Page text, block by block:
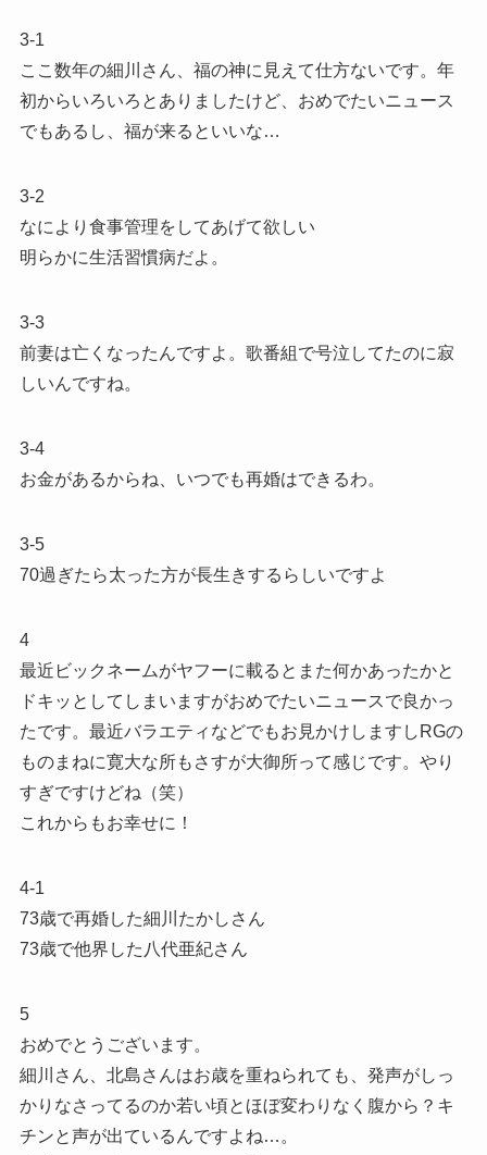
3-1
ここ数年の細川さん、福の神に見えて仕方ないです。年
初からいろいろとありましたけど、おめでたいニュース
でもあるし、福が来るといいな…
3-2
なにより食事管理をしてあげて欲しい
明らかに生活習慣病だよ。
3-3
前妻は亡くなったんですよ。歌番組で号泣してたのに寂
しいんですね。
3-4
お金があるからね、いつでも再婚はできるわ。
3-5
70過ぎたら太った方が長生きするらしいですよ
4
最近ビックネームがヤフーに載るとまた何かあったかと
ドキッとしてしまいますがおめでたいニュースで良かっ
たです。最近バラエティなどでもお見かけしますしRGの
ものまねに寛大な所もさすが大御所って感じです。やり
すぎですけどね（笑）
これからもお幸せに！
4-1
73歳で再婚した細川たかしさん
73歳で他界した八代亜紀さん
5
おめでとうございます。
細川さん、北島さんはお歳を重ねられても、発声がしっ
かりなさってるのか若い頃とほぼ変わりなく腹から？キ
チンと声が出ているんですよね…。